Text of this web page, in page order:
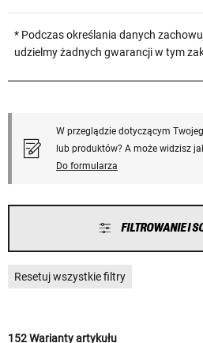
* Podczas określania danych
udzielmy żadnych gwarancji w tym
W przeglądzie dotyczącym
lub produktów? A może widzisz
Do formularza
FILTROWANIE I
Resetuj wszystkie filtry
152 Warianty artykułu